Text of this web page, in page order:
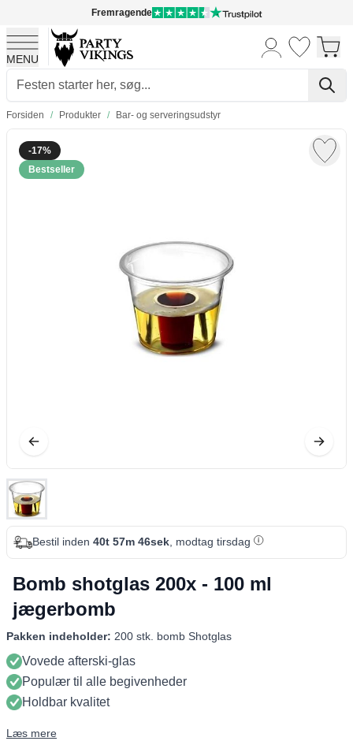
Fremragende
MENU
Skip to Content
Forsiden / Produkter / Bar- og serveringsudstyr
-17%
Bestseller
Bestil inden 40t 57m 45sek, modtag tirsdag
Bomb shotglas 200x - 100 ml
jægerbomb
Pakken indeholder: 200 stk. bomb Shotglas
Vovede afterski-glas
Populær til alle begivenheder
Holdbar kvalitet
Læs mere